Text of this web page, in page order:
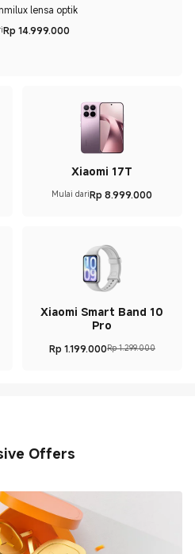
lensa optik
Rp 14.999.000
Current Price Rp 14999000
Xiaomi 17T
Mulai dariRp8.999.000
Current Price Rp
2.899.000
Xiaomi Smart Band 10
Pro
Rp 1.199.000Current Price Rp
Rp 1.299.000
Harga pemasaran Rp
Offers